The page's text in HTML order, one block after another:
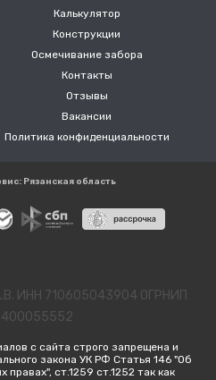
Калькулятор
Конструкции
Осмечивание забора
Контакты
Отзывы
Вакансии
Политика конфиденциальности
Рязанская область
ИНН 710605043904 ОГРНИП
с сайта строго запрещена и
закона УК РФ Статья 146 "Об
ст.1259 ст.1252 так как